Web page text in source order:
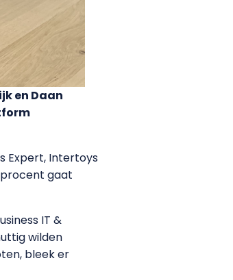
en Daan
Expert, Intertoys
procent gaat
IT &
wilden
bleek er